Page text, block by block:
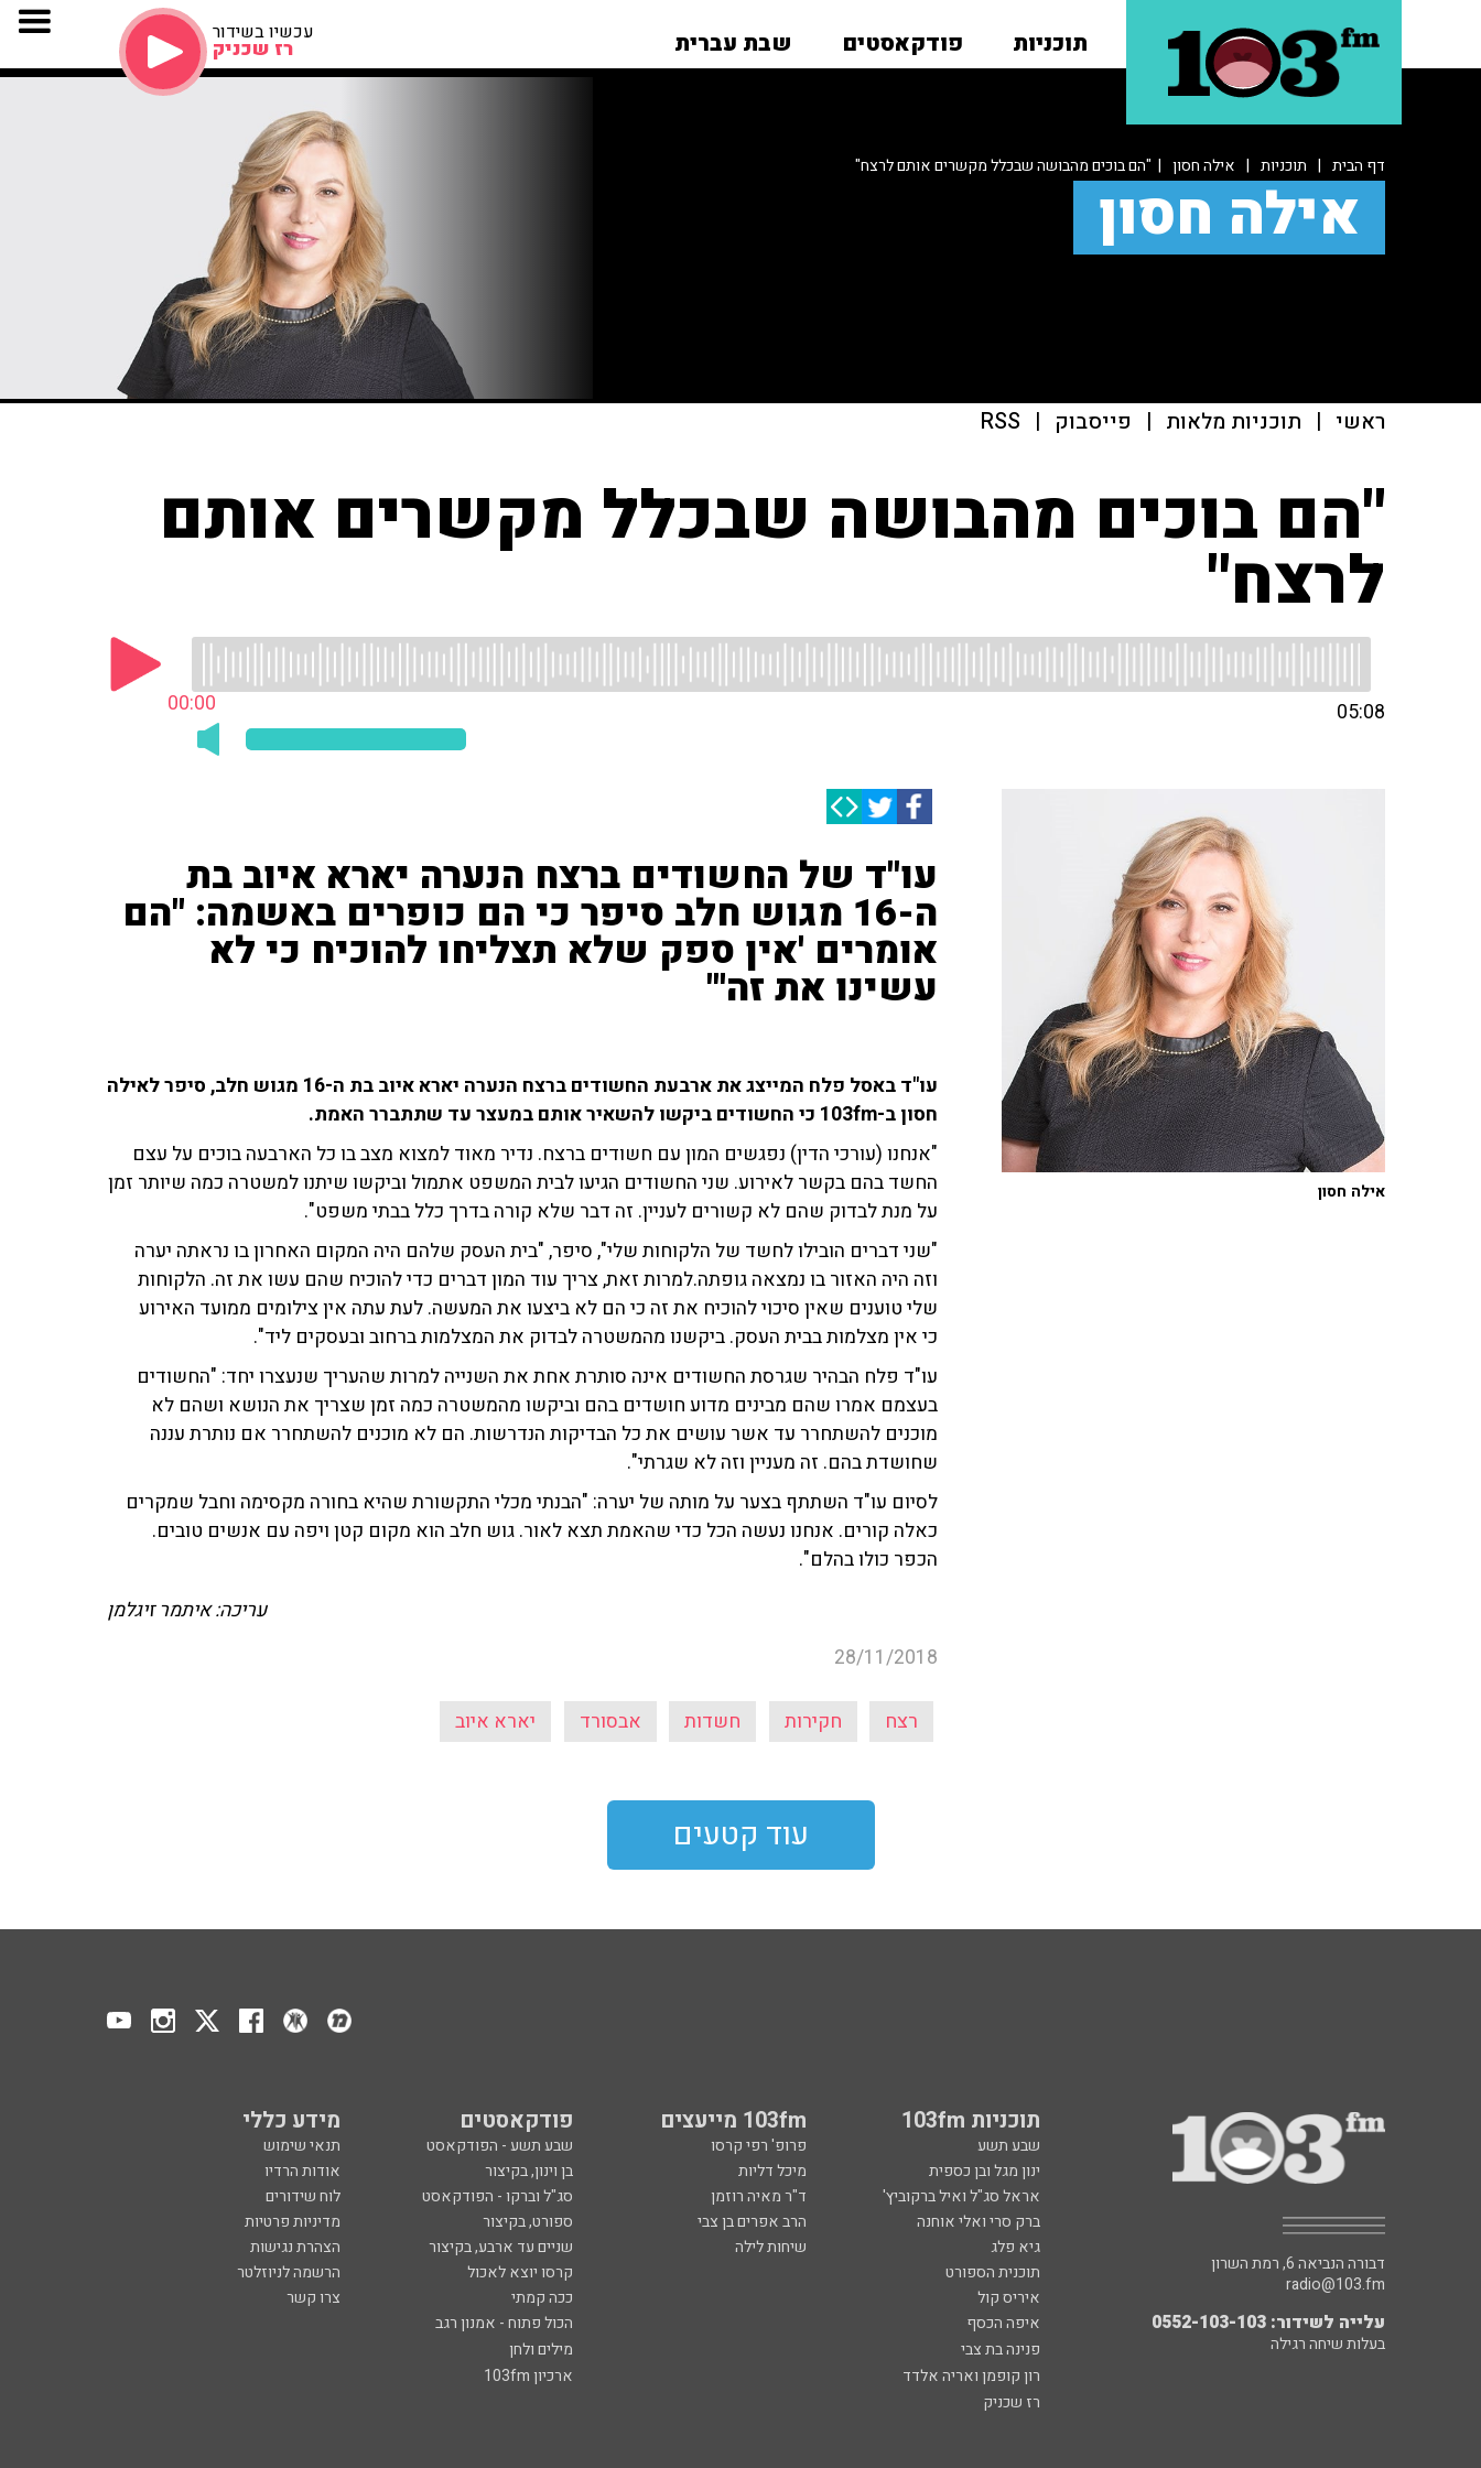
תוכניות פודקאסטים שבת עברית עכשיו בשידור
רז שכניק
דף הבית | תוכניות | אילה חסון | "הם בוכים מהבושה שבכלל מקשרים אותם לרצח"
אילה חסון
ראשי | תוכניות מלאות | פייסבוק |
RSS
"הם בוכים מהבושה שבכלל מקשרים אותם
לרצח"
00:00 05:08
עו"ד של החשודים ברצח הנערה יארא איוב בת
ה-16 מגוש חלב סיפר כי הם כופרים באשמה: "הם
אומרים 'אין ספק שלא תצליחו להוכיח כי לא
עשינו את זה'"
עו"ד באסל פלח המייצג את ארבעת החשודים ברצח הנערה יארא איוב בת ה-16 מגוש חלב, סיפר לאילה
חסון ב-103fm כי החשודים ביקשו להשאיר אותם במעצר עד שתתברר האמת.
"אנחנו (עורכי הדין) נפגשים המון עם חשודים ברצח. נדיר מאוד למצוא מצב בו כל הארבעה בוכים על עצם
החשד בהם בקשר לאירוע. שני החשודים הגיעו לבית המשפט אתמול וביקשו שיתנו למשטרה כמה שיותר זמן
על מנת לבדוק שהם לא קשורים לעניין. זה דבר שלא קורה בדרך כלל בבתי משפט".
"שני דברים הובילו לחשד של הלקוחות שלי", סיפר, "בית העסק שלהם היה המקום האחרון בו נראתה יערה
וזה היה האזור בו נמצאה גופתה.למרות זאת, צריך עוד המון דברים כדי להוכיח שהם עשו את זה. הלקוחות
שלי טוענים שאין סיכוי להוכיח את זה כי הם לא ביצעו את המעשה. לעת עתה אין צילומים ממועד האירוע
כי אין מצלמות בבית העסק. ביקשנו מהמשטרה לבדוק את המצלמות ברחוב ובעסקים ליד".
עו"ד פלח הבהיר שגרסת החשודים אינה סותרת אחת את השנייה למרות שהעריך שנעצרו יחד: "החשודים
בעצמם אמרו שהם מבינים מדוע חושדים בהם וביקשו מהמשטרה כמה זמן שצריך את הנושא ושהם לא
מוכנים להשתחרר עד אשר עושים את כל הבדיקות הנדרשות. הם לא מוכנים להשתחרר אם נותרת עננה
שחושדת בהם. זה מעניין וזה לא שגרתי".
לסיום עו"ד השתתף בצער על מותה של יערה: "הבנתי מכלי התקשורת שהיא בחורה מקסימה וחבל שמקרים
כאלה קורים. אנחנו נעשה הכל כדי שהאמת תצא לאור. גוש חלב הוא מקום קטן ויפה עם אנשים טובים.
הכפר כולו בהלם".
עריכה: איתמר זיגלמן
28/11/2018
רצח חקירות חשדות אבסורד יארא איוב
אילה חסון
עוד קטעים
תוכניות 103fm 103fm מייעצים פודקאסטים מידע כללי
שבע תשע פרופ' רפי קרסו שבע תשע - הפודקאסט
תנאי שימוש
ינון מגל ובן כספית
מיכל דליות בן וינון, בקיצור
אודות הרדיו
אראל סג"ל ואיל ברקוביץ'
ד"ר מאיה רוזמן סג"ל וברקו - הפודקאסט
לוח שידורים
ברק סרי ואלי אוחנה
הרב אפרים בן צבי ספורט, בקיצור
מדיניות פרטיות
גיא פלג
שיחות לילה שניים עד ארבע, בקיצור
הצהרת נגישות
תוכנית הספורט
קרסו יוצא לאכול
הרשמה לניוזלטר
איריס קול
ככה קמתי
צרו קשר
איפה הכסף
הכול פתוח - אמנון רגב
פנינה בת צבי
מילים ולחן
רון קופמן ואריה אלדד
ארכיון 103fm
רז שכניק
דבורה הנביאה 6, רמת השרון
radio@103.fm
עלייה לשידור: 0552-103-103
בעלות שיחה רגילה